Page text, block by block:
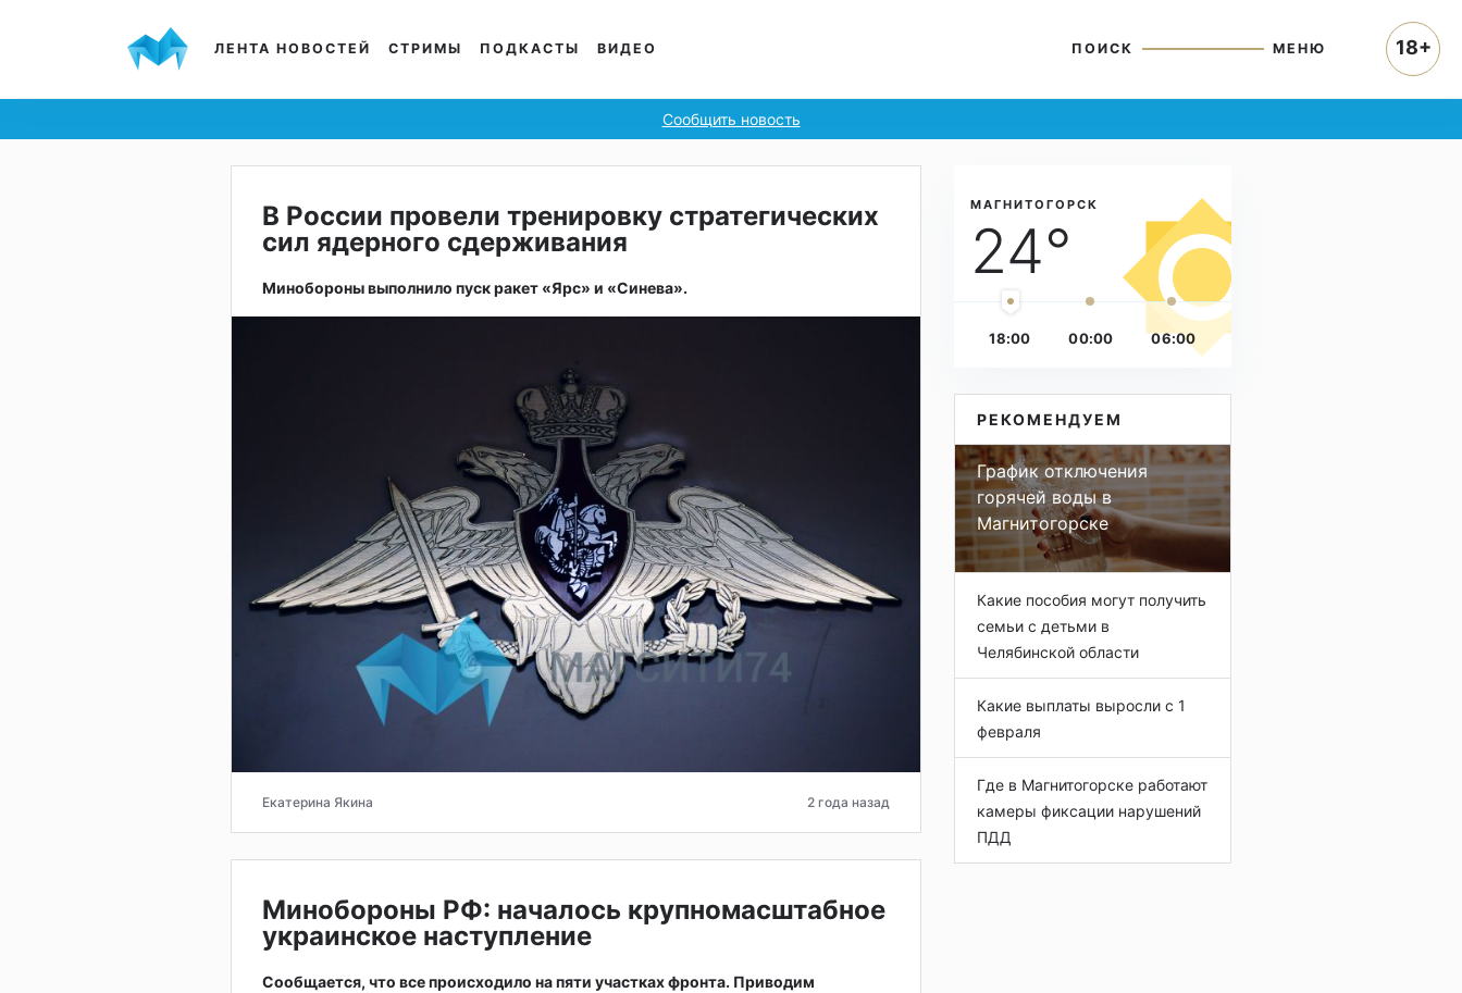
ЛЕНТА НОВОСТЕЙ СТРИМЫ ПОДКАСТЫ ВИДЕО ПОИСК МЕНЮ
Сообщить новость
В России провели тренировку стратегических
сил ядерного сдерживания
Минобороны выполнило пуск ракет «Ярс» и «Синева».
Екатерина Якина 2 года назад
Минобороны РФ: началось крупномасштабное
украинское наступление
Сообщается, что все происходило на пяти участках фронта. Приводим
МАГНИТОГОРСК
24°
18:00 00:00 06:00
РЕКОМЕНДУЕМ
График отключения
горячей воды в
Магнитогорске
Какие пособия могут получить
семьи с детьми в
Челябинской области
Какие выплаты выросли с 1
февраля
Где в Магнитогорске работают
камеры фиксации нарушений
ПДД
18+